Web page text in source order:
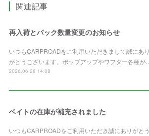
関連記事
再入荷とパック数量変更のお知らせ
いつもCARPROADをご利用いただきまして誠にあり
がとうございます。ポップアップやワフター各種が…
2026.06.28 14:08
ベイトの在庫が補充されました
いつもCARPROADをご利用いただき誠にありがとう